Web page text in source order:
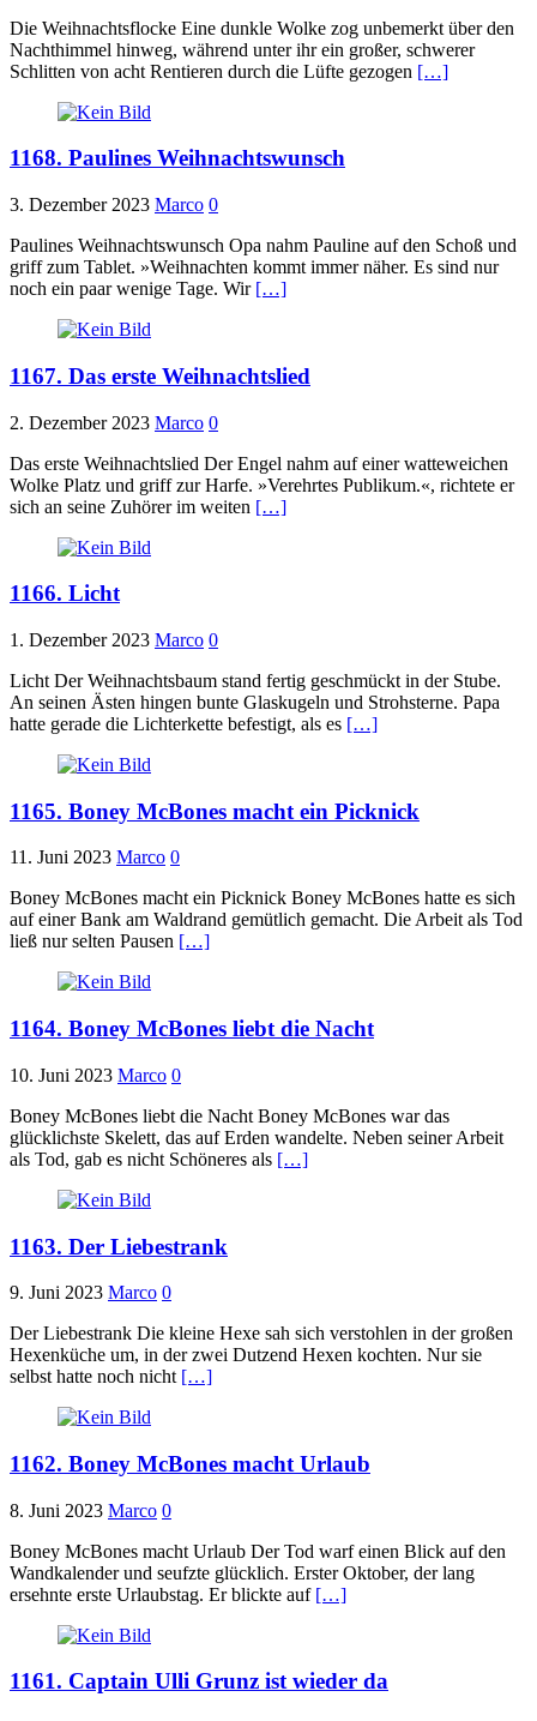
Die Weihnachtsflocke Eine dunkle Wolke zog unbemerkt über den
Nachthimmel hinweg, während unter ihr ein großer, schwerer
Schlitten von acht Rentieren durch die Lüfte gezogen […]
1168. Paulines Weihnachtswunsch
3. Dezember 2023 Marco 0
Paulines Weihnachtswunsch Opa nahm Pauline auf den Schoß und
griff zum Tablet. »Weihnachten kommt immer näher. Es sind nur
noch ein paar wenige Tage. Wir […]
1167. Das erste Weihnachtslied
2. Dezember 2023 Marco 0
Das erste Weihnachtslied Der Engel nahm auf einer watteweichen
Wolke Platz und griff zur Harfe. »Verehrtes Publikum.«, richtete er
sich an seine Zuhörer im weiten […]
1166. Licht
1. Dezember 2023 Marco 0
Licht Der Weihnachtsbaum stand fertig geschmückt in der Stube.
An seinen Ästen hingen bunte Glaskugeln und Strohsterne. Papa
hatte gerade die Lichterkette befestigt, als es […]
1165. Boney McBones macht ein Picknick
11. Juni 2023 Marco 0
Boney McBones macht ein Picknick Boney McBones hatte es sich
auf einer Bank am Waldrand gemütlich gemacht. Die Arbeit als Tod
ließ nur selten Pausen […]
1164. Boney McBones liebt die Nacht
10. Juni 2023 Marco 0
Boney McBones liebt die Nacht Boney McBones war das
glücklichste Skelett, das auf Erden wandelte. Neben seiner Arbeit
als Tod, gab es nicht Schöneres als […]
1163. Der Liebestrank
9. Juni 2023 Marco 0
Der Liebestrank Die kleine Hexe sah sich verstohlen in der großen
Hexenküche um, in der zwei Dutzend Hexen kochten. Nur sie
selbst hatte noch nicht […]
1162. Boney McBones macht Urlaub
8. Juni 2023 Marco 0
Boney McBones macht Urlaub Der Tod warf einen Blick auf den
Wandkalender und seufzte glücklich. Erster Oktober, der lang
ersehnte erste Urlaubstag. Er blickte auf […]
1161. Captain Ulli Grunz ist wieder da